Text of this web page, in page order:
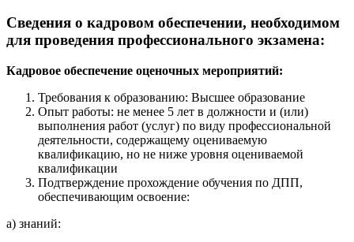
Сведения о кадровом обеспечении, необходимом
для проведения профессионального экзамена:
Кадровое обеспечение оценочных мероприятий:
Требования к образованию: Высшее образование
Опыт работы: не менее 5 лет в должности и (или)
выполнения работ (услуг) по виду профессиональной
деятельности, содержащему оцениваемую
квалификацию, но не ниже уровня оцениваемой
квалификации
Подтверждение прохождение обучения по ДПП,
обеспечивающим освоение:
а) знаний: